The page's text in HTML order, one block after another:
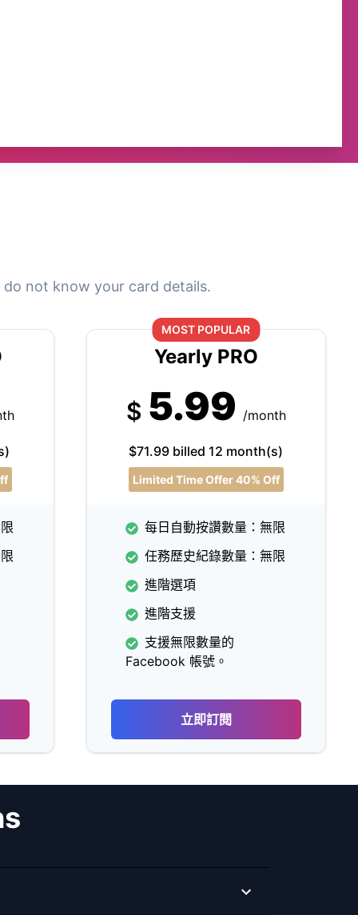
not know your card details.
MOST POPULAR
Yearly PRO
$ 5.99 /month
$71.99 billed 12 month(s)
Limited Time Offer 40% Off
每日自動按讚數量：無限
任務歷史紀錄數量：無限
進階選項
進階支援
支援無限數量的
Facebook 帳號。
立即訂閱